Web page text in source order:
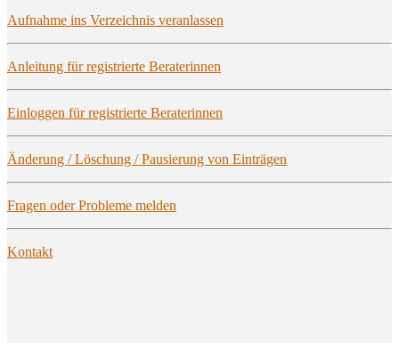
Auf­nah­me ins Ver­zeich­nis veranlassen
Anlei­tung für regis­trier­te Beraterinnen
Ein­log­gen für regis­trier­te Beraterinnen
Ände­rung / Löschung / Pau­sie­rung von Einträgen
Fra­gen oder Pro­ble­me melden
Kon­takt